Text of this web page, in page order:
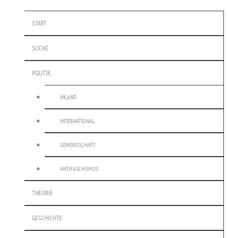
START
SUCHE
POLITIK
INLAND
INTERNATIONAL
GEWERKSCHAFT
ANTIFASCHISMUS
THEORIE
GESCHICHTE